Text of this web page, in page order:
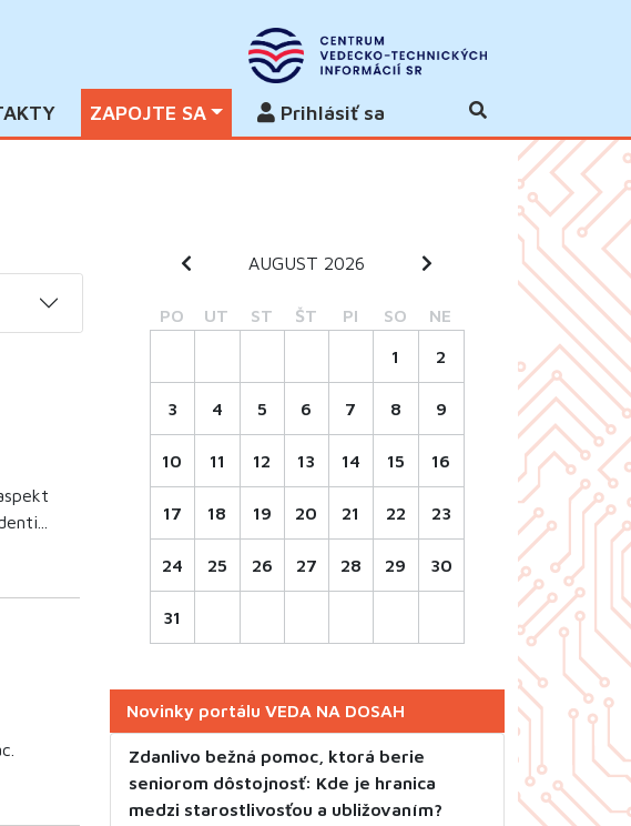
ZAPOJTE SA Prihlásiť sa
AUGUST 2026
PO UT ST ŠT PI SO NE
1 2
3 4 5 6 7 8 9
10 11 12 13 14 15 16
17 18 19 20 21 22 23
24 25 26 27 28 29 30
31
Novinky portálu VEDA NA DOSAH
Zdanlivo bežná pomoc, ktorá berie
seniorom dôstojnosť: Kde je hranica
medzi starostlivosťou a ubližovaním?